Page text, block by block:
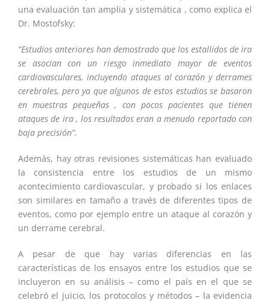
una evaluación tan amplia y sistemática , como explica el
Dr. Mostofsky:
“Estudios anteriores han demostrado que los estallidos de ira
se asocian con un riesgo inmediato mayor de eventos
cardiovasculares, incluyendo ataques al corazón y derrames
cerebrales, pero ya que algunos de estos estudios se basaron
en muestras pequeñas , con pocos pacientes que tienen
ataques de ira , los resultados eran a menudo reportado con
baja precisión”.
Además, hay otras revisiones sistemáticas han evaluado
la consistencia entre los estudios de un mismo
acontecimiento cardiovascular, y probado si los enlaces
son similares en tamaño a través de diferentes tipos de
eventos, como por ejemplo entre un ataque al corazón y
un derrame cerebral.
A pesar de que hay varias diferencias en las
características de los ensayos entre los estudios que se
incluyeron en su análisis – como el país en el que se
celebró el juicio, los protocolos y métodos – la evidencia